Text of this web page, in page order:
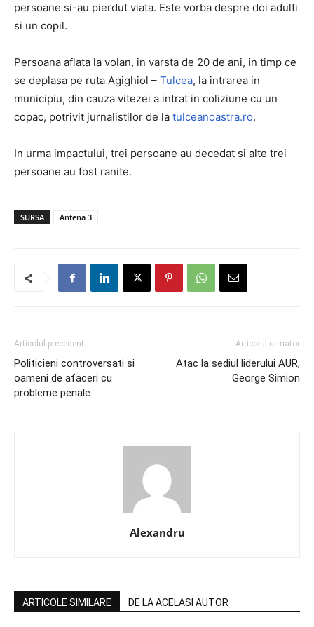
persoane si-au pierdut viata. Este vorba despre doi adulti
si un copil.
Persoana aflata la volan, in varsta de 20 de ani, in timp ce
se deplasa pe ruta Agighiol – Tulcea, la intrarea in
municipiu, din cauza vitezei a intrat in coliziune cu un
copac, potrivit jurnalistilor de la tulceanoastra.ro.
In urma impactului, trei persoane au decedat si alte trei
persoane au fost ranite.
SURSA Antena 3
Articolul precedent
Politicieni controversati si
oameni de afaceri cu
probleme penale
Articolul urmator
Atac la sediul liderului AUR,
George Simion
Alexandru
ARTICOLE SIMILARE DE LA ACELASI AUTOR